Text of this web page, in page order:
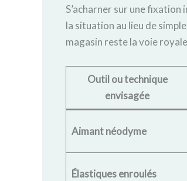
S’acharner sur une
la situation au lieu de
magasin reste la voie
Outil ou technique
envisagée
Aimant néodyme
Élastiques enroulés